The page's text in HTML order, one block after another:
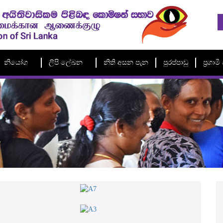
නියෝග ලිපි ලේඛන නිති අසන පැන පුරප්පාඩු